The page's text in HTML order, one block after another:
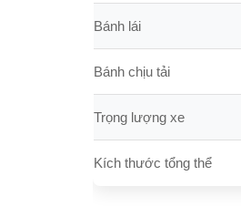
Bánh lái
Bánh chịu tải
Trọng lượng xe
Kích thước tổng thể